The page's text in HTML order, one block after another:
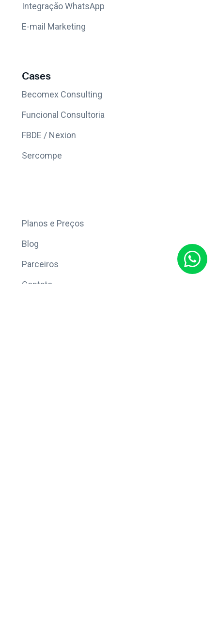
Integração WhatsApp
E-mail Marketing
Cases
Becomex Consulting
Funcional Consultoria
FBDE / Nexion
Sercompe
Planos e Preços
Blog
Parceiros
Contato